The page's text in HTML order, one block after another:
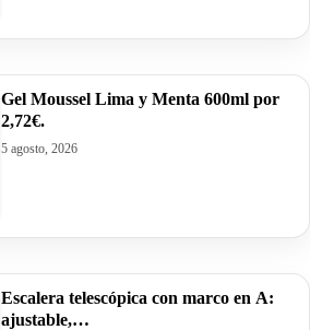
Gel Moussel Lima y Menta 600ml por
2,72€.
5 agosto, 2026
Escalera telescópica con marco en A:
ajustable,…